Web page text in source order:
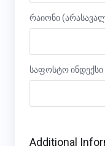
რაიონი
საფოსტო
Additional